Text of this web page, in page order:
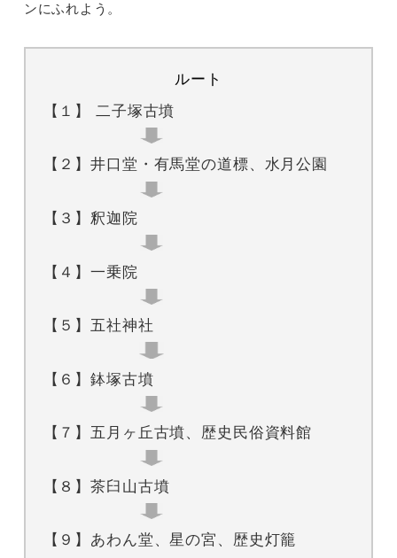
ンにふれよう。
ルート
【１】 二子塚古墳
【２】井口堂・有馬堂の道標、水月公園
【３】釈迦院
【４】一乗院
【５】五社神社
【６】鉢塚古墳
【７】五月ヶ丘古墳、歴史民俗資料館
【８】茶臼山古墳
【９】あわん堂、星の宮、歴史灯籠